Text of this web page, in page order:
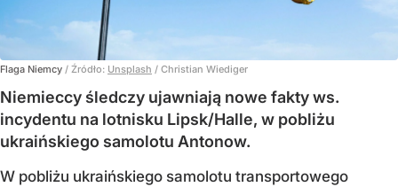
Flaga Niemcy / Źródło: Unsplash / Christian Wiediger
Niemieccy śledczy ujawniają nowe fakty ws.
incydentu na lotnisku Lipsk/Halle, w pobliżu
ukraińskiego samolotu Antonow.
W pobliżu ukraińskiego samolotu transportowego